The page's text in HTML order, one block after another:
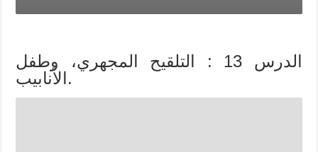
الدرس 13 : التلقيح المجهري، وطفل
الأنابيب.